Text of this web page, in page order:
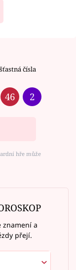
čísla
46 2
hře může
znamení a
přejí.